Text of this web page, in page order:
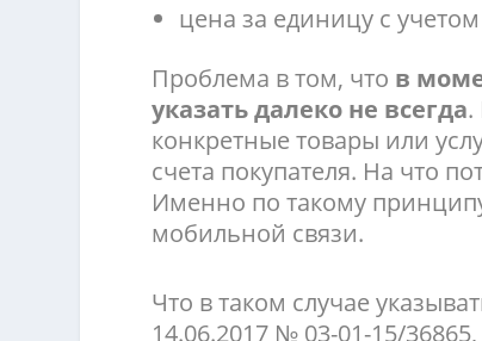
цена за единицу с
Проблема в том, что в
указать далеко не всегда.
конкретные товары или
счета покупателя. На что
Именно по такому
мобильной связи.
Что в таком случае
14.06.2017 № 03-01-15/